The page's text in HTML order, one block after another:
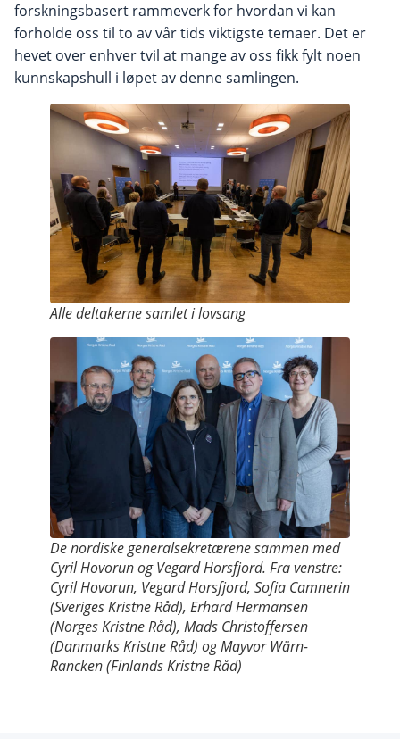
forskningsbasert rammeverk for hvordan vi kan
forholde oss til to av vår tids viktigste temaer. Det er
hevet over enhver tvil at mange av oss fikk fylt noen
kunnskapshull i løpet av denne samlingen.
Alle deltakerne samlet i lovsang
De nordiske generalsekretærene sammen med
Cyril Hovorun og Vegard Horsfjord. Fra venstre:
Cyril Hovorun, Vegard Horsfjord, Sofia Camnerin
(Sveriges Kristne Råd), Erhard Hermansen
(Norges Kristne Råd), Mads Christoffersen
(Danmarks Kristne Råd) og Mayvor Wärn-
Rancken (Finlands Kristne Råd)